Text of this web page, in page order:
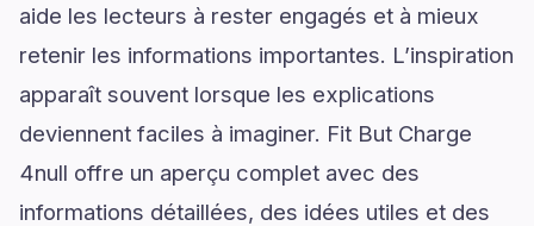
aide les lecteurs à rester engagés et à mieux
retenir les informations importantes. L’inspiration
apparaît souvent lorsque les explications
deviennent faciles à imaginer. Fit But Charge
4null offre un aperçu complet avec des
informations détaillées, des idées utiles et des